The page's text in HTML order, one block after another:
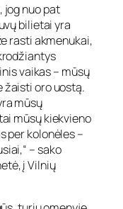
jog nuo pat
bilietai yra
rasti akmenukai,
vaikas – mūsų
žaisti oro uostą.
mūsų
mūsų kiekvieno
per kolonėles –
– sako
į Vilnių